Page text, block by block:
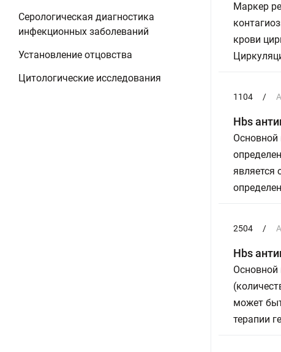
Серологическая диагностика
инфекционных заболеваний
Установление отцовства
Цитологические исследования
Маркер
крови
1104 /
Hbs
Основной
является
2504 /
Hbs
Основной
может
терапии